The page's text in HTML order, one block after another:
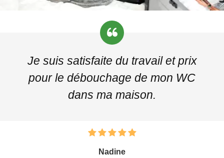
Je suis satisfaite du travail et prix
pour le débouchage de mon WC
dans ma maison.
Nadine